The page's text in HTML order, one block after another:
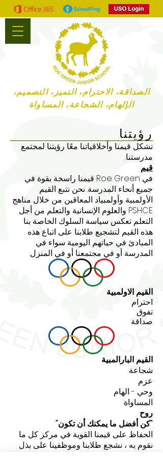
الصداقة، الاحترام، التميز، التصميم،
الإلهام، الشجاعة، المساواة
رؤيتنا
تشكل قيمنا وأخلاقياتنا معًا رؤيتنا لمجتمع
مدرستنا.
قيم
في Roe Green قيمنا راسخة بقوة في
جميع أنحاء المدرسة. نحن نتبع القيم
الأولمبية وأولمبياد المعاقين من خلال مناهج
PSHCE والعلوم الإنسانية والتعلم من أجل
التعلم تعكس سياسة السلوك الخاصة بنا
هذه القيم لتشجيع طلابنا على اتباع هذه
المبادئ في حياتهم اليومية سواء في
المدرسة أو في مجتمعنا أو في المنزل.
القيم الاولمبية
احترام
تفوق
صداقة
القيم البارالمبية
شجاعة
عزم
وحي - الهام
المساواة
روح
"كن أفضل ما يمكنك أن تكون"
الحفاظ على قيمنا القوية في مركز كل ما
نقوم به ، نشجع طلابنا وموظفينا على بذل